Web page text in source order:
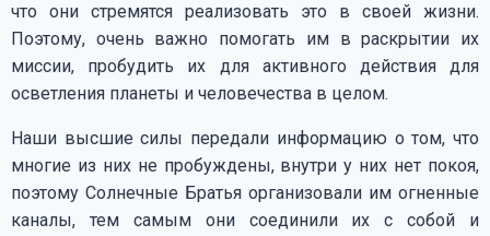
что они стремятся реализовать это в своей жизни.
Поэтому, очень важно помогать им в раскрытии их
миссии, пробудить их для активного действия для
осветления планеты и человечества в целом.
Наши высшие силы передали информацию о том, что
многие из них не пробуждены, внутри у них нет покоя,
поэтому Солнечные Братья организовали им огненные
каналы, тем самым они соединили их с собой и